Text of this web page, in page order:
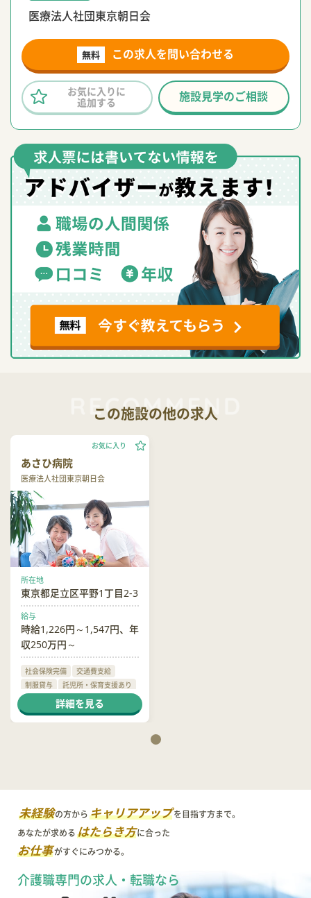
医療法人社団東京朝日会
無料 この求人を問い合わせる
施設見学のご相談
お気に入りに
追加する
この施設の他の求人
あさひ病院
医療法人社団東京朝日会
お気に入り
所在地
東京都足立区平野1丁目2-3
給与
時給1,226円～1,547円、年
収250万円～
社会保険完備
交通費支給
制服貸与
託児所・保育支援あり
日勤のみ可詳細を見る
未経験の方からキャリアアップを目指す方まで。
あなたが求めるはたらき方に合った
お仕事がすぐにみつかる。
介護職専門の求人・転職なら